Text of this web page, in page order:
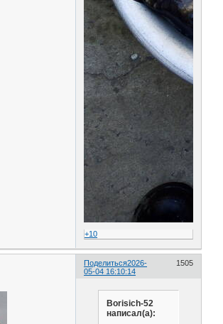
+10
Поделиться 1505
2026-
05-04 16:10:14
Borisich-52
написал(а):